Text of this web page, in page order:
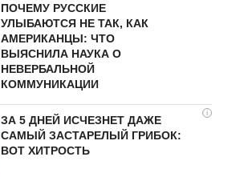
ПОЧЕМУ РУССКИЕ
УЛЫБАЮТСЯ НЕ ТАК, КАК
АМЕРИКАНЦЫ: ЧТО
ВЫЯСНИЛА НАУКА О
НЕВЕРБАЛЬНОЙ
КОММУНИКАЦИИ
i
ЗА 5 ДНЕЙ ИСЧЕЗНЕТ ДАЖЕ
САМЫЙ ЗАСТАРЕЛЫЙ ГРИБОК:
ВОТ ХИТРОСТЬ